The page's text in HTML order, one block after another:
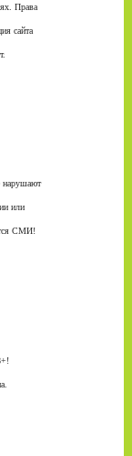
Права
сайта
нарушают
или
СМИ!